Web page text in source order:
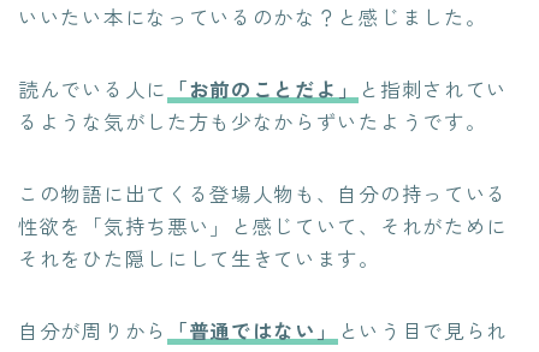
いいたい本になっているのかな？と感じました。
読んでいる人に 「お前のことだよ」
と指刺されてい
るような気がした方も少なからずいたようです。
この物語に出てくる登場人物も、自分の持っている
性欲を「気持ち悪い」と感じていて、それがために
それをひた隠しにして生きています。
自分が周りから 「普通ではない」
という目で見られ